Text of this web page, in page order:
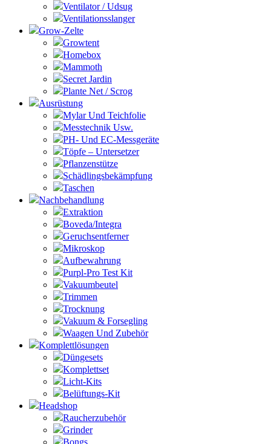
Ventilator / Udsug
Ventilationsslanger
Grow-Zelte
Growtent
Homebox
Mammoth
Secret Jardin
Plante Net / Scrog
Ausrüstung
Mylar Und Teichfolie
Messtechnik Usw.
PH- Und EC-Messgeräte
Töpfe – Untersetzer
Pflanzenstütze
Schädlingsbekämpfung
Taschen
Nachbehandlung
Extraktion
Boveda/Integra
Geruchsentferner
Mikroskop
Aufbewahrung
Purpl-Pro Test Kit
Vakuumbeutel
Trimmen
Trocknung
Vakuum & Forsegling
Waagen Und Zubehör
Komplettlösungen
Düngesets
Komplettset
Licht-Kits
Belüftungs-Kit
Headshop
Raucherzubehör
Grinder
Bongs